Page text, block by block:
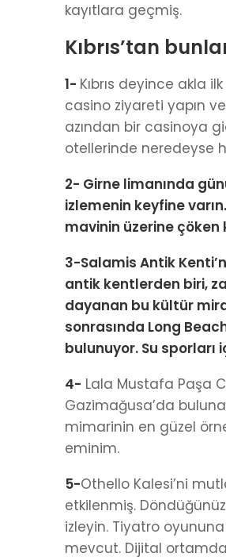
kayıtlara geçmiş.
Kıbrıs’tan
1- Kıbrıs deyince akla
casino ziyareti yapın
azından bir casinoya
otellerinde neredeyse
2- Girne limanında
izlemenin keyfine
mavinin üzerine çöken
3-Salamis Antik
antik kentlerden biri,
dayanan bu kültür
sonrasında Long
bulunuyor. Su sporları
4- Lala Mustafa Paşa
Gazimağusa’da
mimarinin en güzel
eminim.
5-Othello Kalesi’ni
etkilenmiş.
izleyin. Tiyatro
mevcut. Dijital